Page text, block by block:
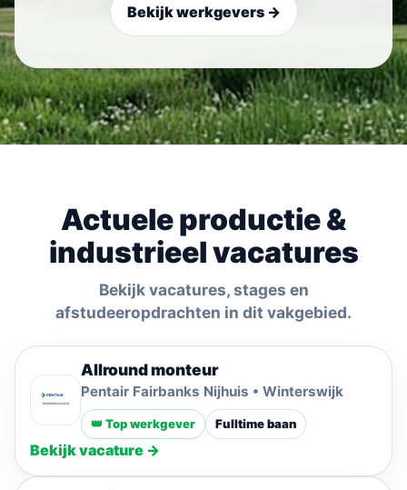
Bekijk werkgevers →
Actuele productie &
industrieel vacatures
Bekijk vacatures, stages en
afstudeeropdrachten in dit vakgebied.
Allround monteur
Pentair Fairbanks Nijhuis • Winterswijk
👑 Top werkgever Fulltime baan
Bekijk vacature →